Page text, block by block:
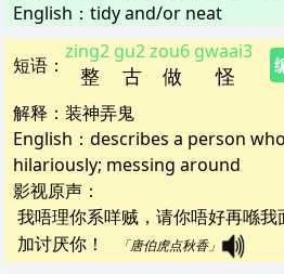
English： tidy and/or neat
短语 ： 整
zing2
古
gu2
做
zou6
怪
gwaai3
解释 ： 装神弄鬼
English： describes a person
hilariously; messing around
影视原声：
我唔理你系咩贼，请你唔好再喺
加讨厌你！
「唐伯虎点秋香」